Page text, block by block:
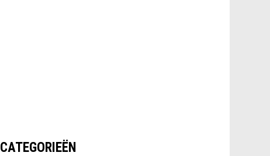
CATEGORIEËN